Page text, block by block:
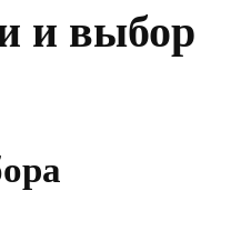
и выбор